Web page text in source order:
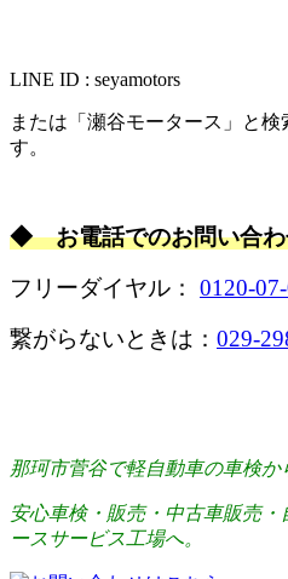
LINE ID : seyamotors
または「瀬谷モータース」と
す。
◆ お電話でのお問い合
フリーダイヤル： 0120-
繋がらないときは： 029-
那珂市菅谷で軽自動車の車検か
安心車検・販売・中古車販売
ースサービス工場へ。